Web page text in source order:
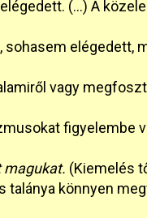
(…) A
sohasem elégedett,
vagy
figyelembe
magukat. (Kiemelés
talánya könnyen